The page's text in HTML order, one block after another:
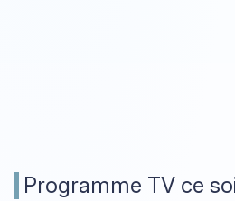
Programme TV ce